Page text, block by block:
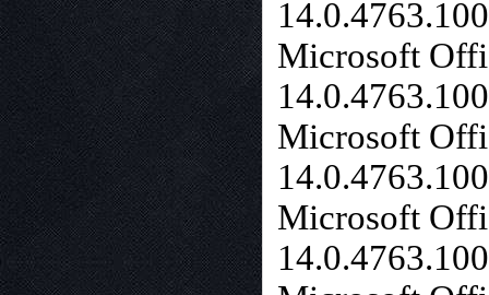
Microsoft
Microsoft
Microsoft